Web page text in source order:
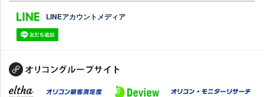
LINEアカウントメディア